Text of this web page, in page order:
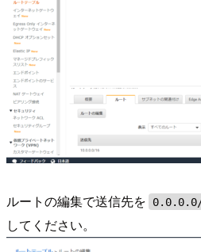
ルートの編集で送信先を
してください。